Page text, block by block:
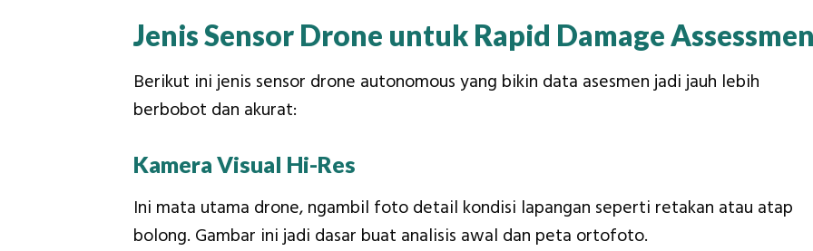
Jenis Sensor Drone untuk Rapid Damage
Berikut ini jenis sensor drone autonomous yang bikin data asesmen jadi jauh lebih
berbobot dan akurat:
Kamera Visual Hi-Res
Ini mata utama drone, ngambil foto detail kondisi lapangan seperti retakan atau atap
bolong. Gambar ini jadi dasar buat analisis awal dan peta ortofoto.